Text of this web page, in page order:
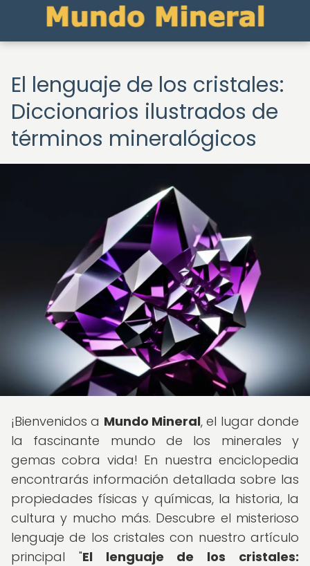
El lenguaje de los cristales:
Diccionarios ilustrados de
términos mineralógicos
¡Bienvenidos a Mundo Mineral, el lugar donde
la fascinante mundo de los minerales y
gemas cobra vida! En nuestra enciclopedia
encontrarás información detallada sobre las
propiedades físicas y químicas, la historia, la
cultura y mucho más. Descubre el misterioso
lenguaje de los cristales con nuestro artículo
principal "El lenguaje de los cristales: